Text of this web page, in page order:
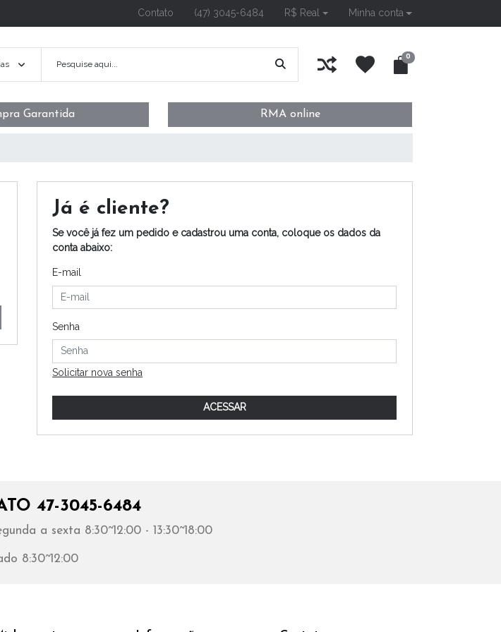
Contato (47) 3045-6484 R$ Real Minha conta
0
Garantida RMA online
Já é cliente?
Se você já fez um pedido e cadastrou uma conta, coloque os dados da
conta abaixo:
E-mail
Senha
Solicitar nova senha
47-3045-6484
a sexta 8:30~12:00 - 13:30~18:00
8:30~12:00